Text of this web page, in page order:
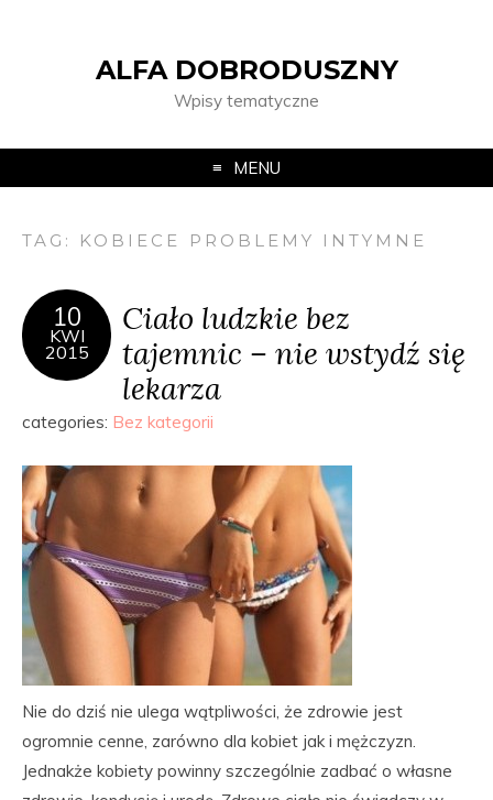
ALFA DOBRODUSZNY
Wpisy tematyczne
MENU
TAG: KOBIECE PROBLEMY INTYMNE
10
KWI
2015
Ciało ludzkie bez
tajemnic – nie wstydź się
lekarza
categories: Bez kategorii
Nie do dziś nie ulega wątpliwości, że zdrowie jest
ogromnie cenne, zarówno dla kobiet jak i mężczyzn.
Jednakże kobiety powinny szczególnie zadbać o własne